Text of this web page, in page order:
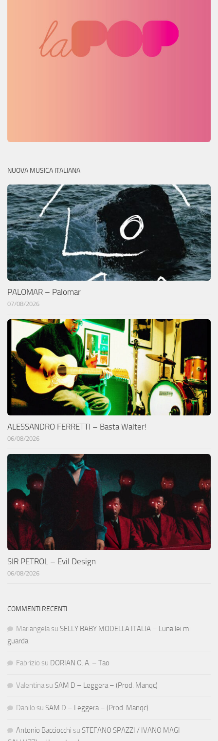
NUOVA MUSICA ITALIANA
PALOMAR – Palomar
07/08/2026
ALESSANDRO FERRETTI – Basta Walter!
06/08/2026
SIR PETROL – Evil Design
06/08/2026
COMMENTI RECENTI
Mariangela su SELLY BABY MODELLA ITALIA – Luna lei mi
guarda
Fabrizio su DORIAN O. A. – Tao
Valentina su SAM D – Leggera – (Prod. Manqc)
Danilo su SAM D – Leggera – (Prod. Manqc)
Antonio Bacciocchi su STEFANO SPAZZI / IVANO MAGI